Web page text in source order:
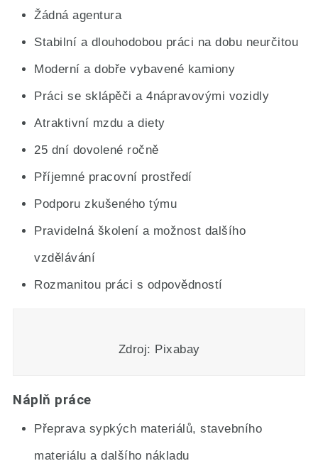
Žádná agentura
Stabilní a dlouhodobou práci na dobu neurčitou
Moderní a dobře vybavené kamiony
Práci se sklápěči a 4nápravovými vozidly
Atraktivní mzdu a diety
25 dní dovolené ročně
Příjemné pracovní prostředí
Podporu zkušeného týmu
Pravidelná školení a možnost dalšího
vzdělávání
Rozmanitou práci s odpovědností
Zdroj: Pixabay
Náplň práce
Přeprava sypkých materiálů, stavebního
materiálu a dalšího nákladu